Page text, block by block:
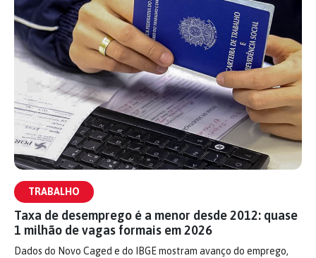
TRABALHO
Taxa de desemprego é a menor desde 2012: quase
1 milhão de vagas formais em 2026
Dados do Novo Caged e do IBGE mostram avanço do emprego,